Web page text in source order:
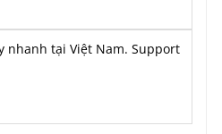
nhanh tại Việt Nam. Support